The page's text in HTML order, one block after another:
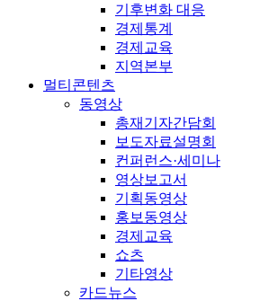
기후변화 대응
경제통계
경제교육
지역본부
멀티콘텐츠
동영상
총재기자간담회
보도자료설명회
컨퍼런스·세미나
영상보고서
기획동영상
홍보동영상
경제교육
쇼츠
기타영상
카드뉴스